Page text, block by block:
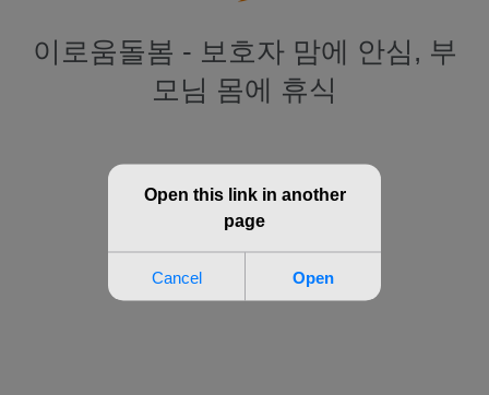
이로움돌봄 - 보호자 맘에 안심, 부
모님 몸에 휴식